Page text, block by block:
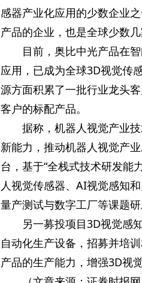
感器产业化应用的少数企业
产品的企业，也是全球少数
目前，奥比中光产品在
应用，已成为全球3D视觉传
源方面积累了一批行业龙头
客户的标配产品。
据称，机器人视觉产业
新能力，推动机器人视觉产
台，基于“全栈式技术研发能
人视觉传感器、AI视觉感知
量产测试与数字工厂等课题
另一募投项目3D视觉感
自动化生产设备，招募并培
产品的生产能力，增强3D视